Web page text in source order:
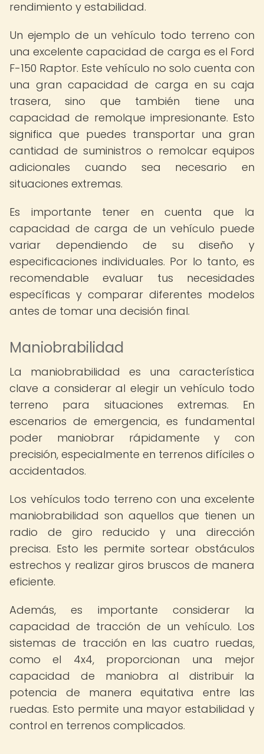
rendimiento y estabilidad.
Un ejemplo de un vehículo todo terreno con
una excelente capacidad de carga es el Ford
F-150 Raptor. Este vehículo no solo cuenta con
una gran capacidad de carga en su caja
trasera, sino que también tiene una
capacidad de remolque impresionante. Esto
significa que puedes transportar una gran
cantidad de suministros o remolcar equipos
adicionales cuando sea necesario en
situaciones extremas.
Es importante tener en cuenta que la
capacidad de carga de un vehículo puede
variar dependiendo de su diseño y
especificaciones individuales. Por lo tanto, es
recomendable evaluar tus necesidades
específicas y comparar diferentes modelos
antes de tomar una decisión final.
Maniobrabilidad
La maniobrabilidad es una característica
clave a considerar al elegir un vehículo todo
terreno para situaciones extremas. En
escenarios de emergencia, es fundamental
poder maniobrar rápidamente y con
precisión, especialmente en terrenos difíciles o
accidentados.
Los vehículos todo terreno con una excelente
maniobrabilidad son aquellos que tienen un
radio de giro reducido y una dirección
precisa. Esto les permite sortear obstáculos
estrechos y realizar giros bruscos de manera
eficiente.
Además, es importante considerar la
capacidad de tracción de un vehículo. Los
sistemas de tracción en las cuatro ruedas,
como el 4x4, proporcionan una mejor
capacidad de maniobra al distribuir la
potencia de manera equitativa entre las
ruedas. Esto permite una mayor estabilidad y
control en terrenos complicados.